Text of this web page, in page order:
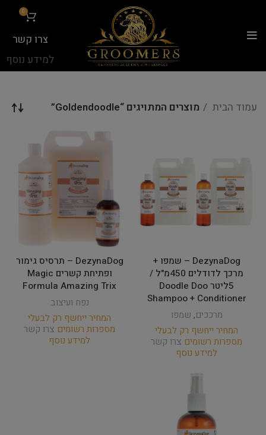
0
צרו קשר
למידע נוסף
עמוד הבית מוצרים המתויגים “Goldendoodle”
DezynaDog – שמפו +
מרכך לדודלים 450מ"ל /
5ליטר Doodle Doo
Shampoo + Conditioner
מרככים, שמפו
המחיר ייחשף רק לבעלי
מספרות רשומים צרו קשר
למידע נוסף
DezynaDog – תרסיס גימור
ופתיחת קשרים Magic
Formula Amazing Trix
נפח ועיצוב
המחיר ייחשף רק לבעלי
מספרות רשומים צרו קשר
למידע נוסף